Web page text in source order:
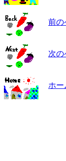
前の
次の
ホー